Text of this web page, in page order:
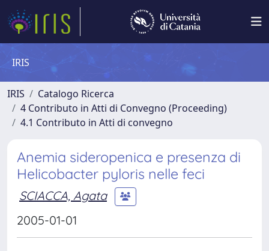
IRIS
IRIS
Catalogo Ricerca
4 Contributo in Atti di Convegno (Proceeding)
4.1 Contributo in Atti di convegno
Anemia sideropenica e presenza di
Helicobacter pyloris nelle feci
SCIACCA, Agata
2005-01-01